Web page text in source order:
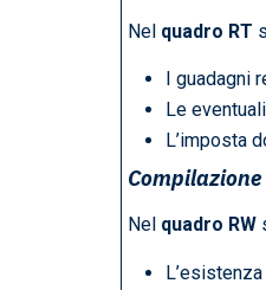
Nel quadro RT
I guadagni
Le
L’imposta
Nel quadro RW